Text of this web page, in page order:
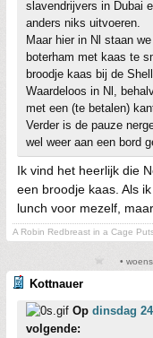
slavendrijvers in Dubai
anders niks uitvoeren.
Maar hier in Nl staan
boterham met kaas te
broodje kaas bij de
Waardeloos in Nl,
met een (te betalen)
Verder is de pauze
wel weer aan een bord
Ik vind het heerlijk die
een broodje kaas. Als
lunch voor mezelf,
A Robin Redbreast in a Cage
•
Kottnauer
Op dinsdag
volgende: